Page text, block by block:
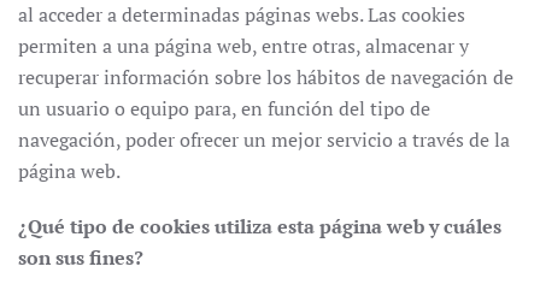
al acceder a determinadas páginas webs. Las cookies
permiten a una página web, entre otras, almacenar y
recuperar información sobre los hábitos de navegación de
un usuario o equipo para, en función del tipo de
navegación, poder ofrecer un mejor servicio a través de la
página web.
¿Qué tipo de cookies utiliza esta página web y cuáles
son sus fines?